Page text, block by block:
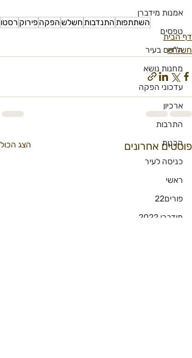
אמנות מידברן
טפסים
החיים בעיר
מחנות נושא
עדכוני הפקה
ארכיון
התרבות
הכנות
כניסה לעיר
ראשי
פורים22
מידברן 2022
השתתפותהתנדבותחשלש הפקהפירוק רסטו
דף הבית
חשל"ש
פוסטים אחרונים הצג הכול